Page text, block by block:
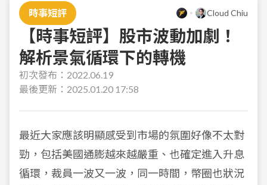
時事短評 Cloud Chiu
【時事短評】股市波動加劇！
解析景氣循環下的轉機
初次發布： 2022.06.19
最後更新： 2025.01.20 17:58
最近大家應該明顯感受到市場的氛圍好像不太對
勁，包括美國通膨越來越嚴重、也確定進入升息
循環，裁員一波又一波，同一時間，幣圈也狀況